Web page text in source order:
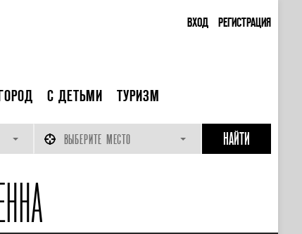
ВХОД РЕГИСТРАЦИЯ
С ДЕТЬМИ ТУРИЗМ
ВЫБЕРИТЕ МЕСТО